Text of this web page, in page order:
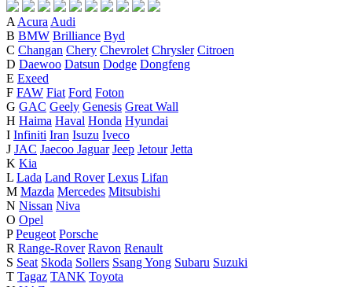
A Acura Audi
B BMW Brilliance Byd
C Changan Chery Chevrolet Chrysler Citroen
D Daewoo Datsun Dodge Dongfeng
E Exeed
F FAW Fiat Ford Foton
G GAC Geely Genesis Great Wall
H Haima Haval Honda Hyundai
I Infiniti Iran Isuzu Iveco
J JAC Jaecoo Jaguar Jeep Jetour Jetta
K Kia
L Lada Land Rover Lexus Lifan
M Mazda Mercedes Mitsubishi
N Nissan Niva
O Opel
P Peugeot Porsche
R Range-Rover Ravon Renault
S Seat Skoda Sollers Ssang Yong Subaru Suzuki
T Tagaz TANK Toyota